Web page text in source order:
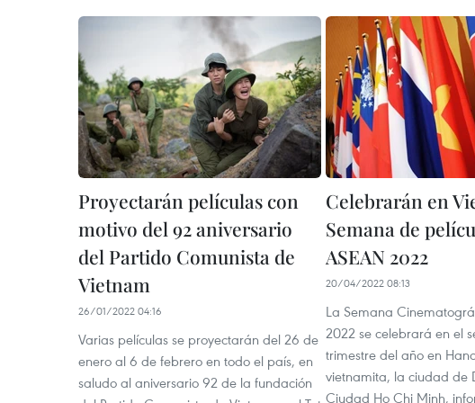
Proyectarán películas con
motivo del 92 aniversario
del Partido Comunista de
Vietnam
26/01/2022 04:16
Varias películas se proyectarán del 26 de
enero al 6 de febrero en todo el país, en
saludo al aniversario 92 de la fundación
Celebrarán en
Semana de
ASEAN 2022
20/04/2022 08:13
La Semana
2022 se celebrará en el
trimestre del año en
vietnamita, la ciudad de
Ciudad Ho Chi Minh,